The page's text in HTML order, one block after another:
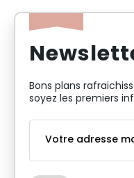
Bons plans
soyez les premiers